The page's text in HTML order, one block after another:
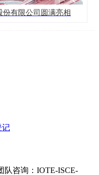
份有限公司圆满亮相
记
队咨询：IOTE-ISCE-